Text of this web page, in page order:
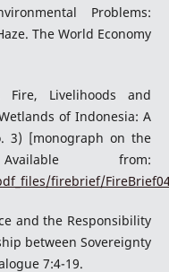
Problems:
The World Economy
Fire, Livelihoods and
of Indonesia: A
3) [monograph on the
from:
firebrief/
and the Responsibility
between Sovereignty
7:4-19.